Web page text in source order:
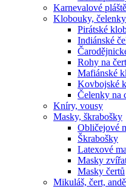
Karnevalové pláště
Klobouky, čelenky
Pirátské
Indiánské
Rohy na
Mafiánské
Kovbojské
Čelenky na
Kníry, vousy
Masky, škrabošky
Obličejové
Škrabošky
Latexové
Masky
Masky čertů
Mikuláš, čert,